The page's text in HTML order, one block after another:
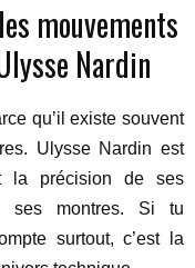
mouvements
Nardin
qu’il existe souvent
Ulysse Nardin est
la précision de ses
ses montres. Si tu
surtout, c’est la